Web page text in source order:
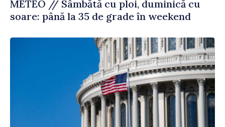
METEO // Sâmbătă cu ploi, duminică cu
soare: până la 35 de grade în weekend